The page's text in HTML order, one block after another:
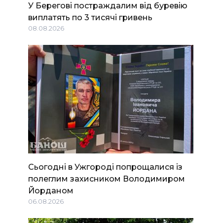
У Берегові постраждалим від буревію
виплатять по 3 тисячі гривень
08.08.2026
Сьогодні в Ужгороді попрощалися із
полеглим захисником Володимиром
Йорданом
06.08.2026